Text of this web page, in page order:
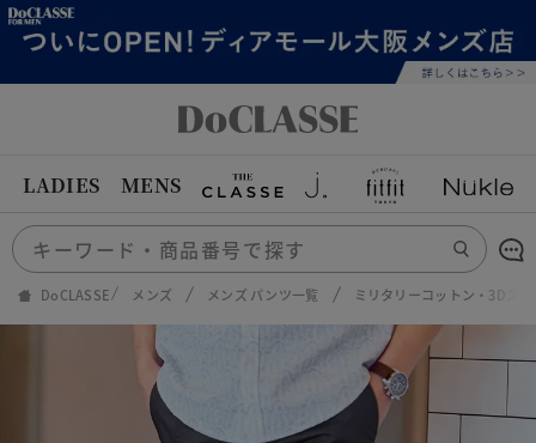
LADIES MENS
DoCLASSE メンズ メンズ パンツ一覧 ミリタリーコットン・3Dス